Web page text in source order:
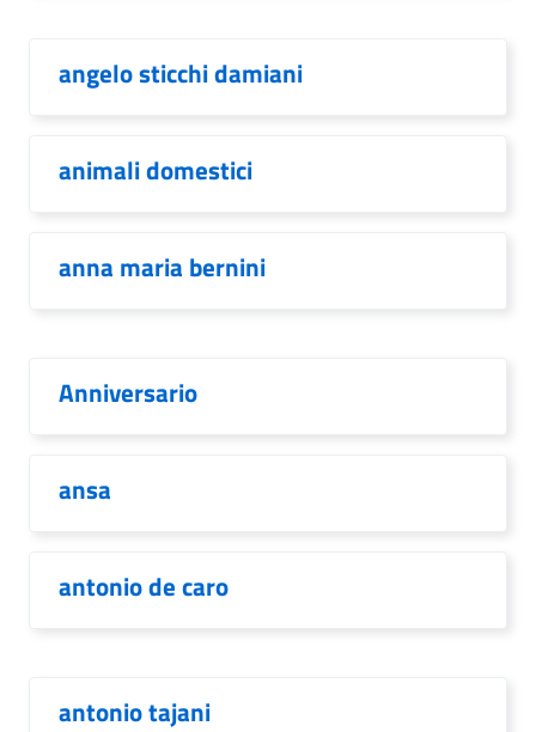
angelo sticchi damiani
animali domestici
anna maria bernini
Anniversario
ansa
antonio de caro
antonio tajani